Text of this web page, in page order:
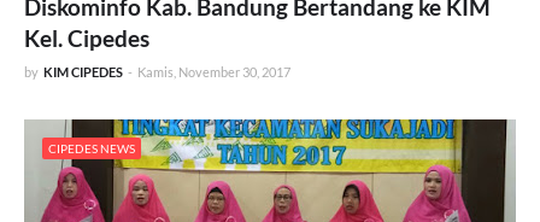
Diskominfo Kab. Bandung Bertandang ke KIM
Kel. Cipedes
by KIM CIPEDES - Kamis, November 30, 2017
CIPEDES NEWS